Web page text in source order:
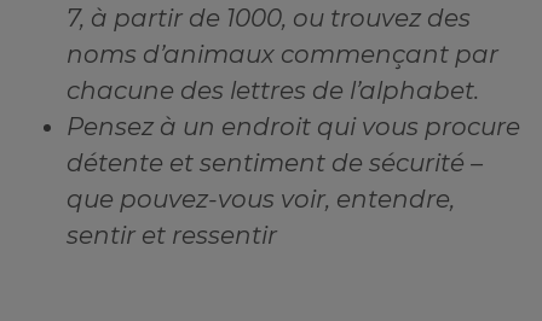
7, à partir de 1000, ou trouvez des
noms d’animaux commençant par
chacune des lettres de l’alphabet.
Pensez à un endroit qui vous procure
détente et sentiment de sécurité –
que pouvez-vous voir, entendre,
sentir et ressentir